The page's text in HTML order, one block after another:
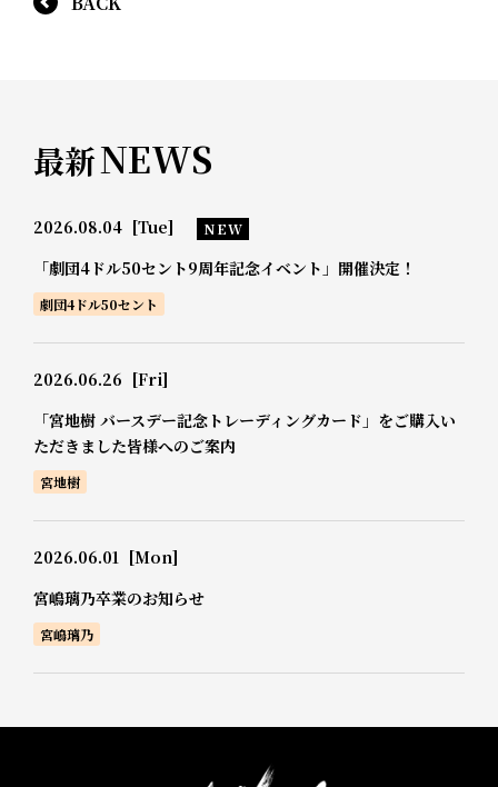
最新NEWS
2026.08.04 [Tue] NEW
「劇団4ドル50セント9周年記念イベント」開催決定！
劇団4ドル50セント
2026.06.26 [Fri]
「宮地樹 バースデー記念トレーディングカード」をご購入い
ただきました皆様へのご案内
宮地樹
2026.06.01 [Mon]
宮嶋璃乃卒業のお知らせ
宮嶋璃乃